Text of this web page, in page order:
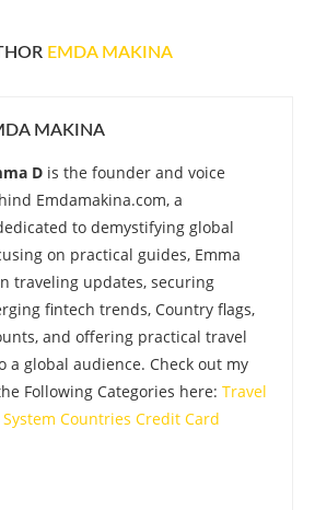
EMDA MAKINA
MAKINA
D is the founder and voice
Emdamakina.com, a
to demystifying global
on practical guides, Emma
traveling updates, securing
fintech trends, Country flags,
and offering practical travel
a global audience. Check out my
Following Categories here: Travel
Countries Credit Card